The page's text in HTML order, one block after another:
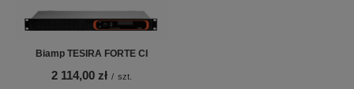
Biamp TESIRA FORTE CI
2 114,00 zł / szt.